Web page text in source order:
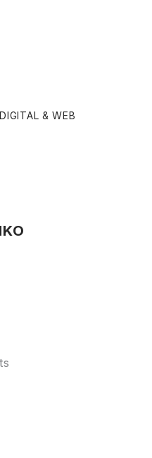
& WEB